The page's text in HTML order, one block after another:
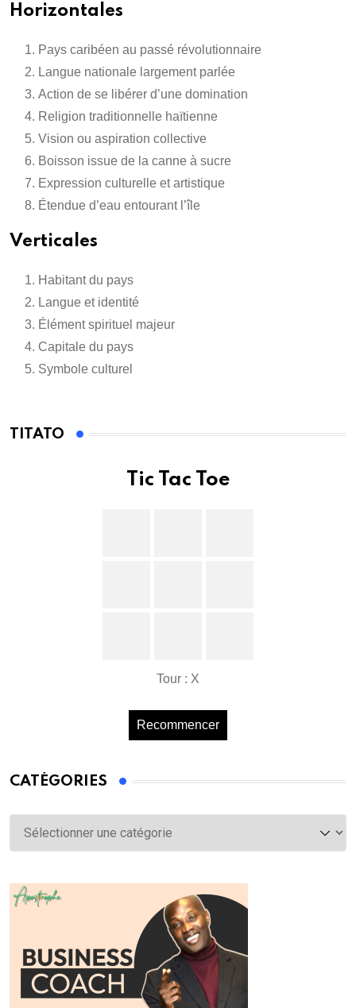
Horizontales
Pays caribéen au passé révolutionnaire
Langue nationale largement parlée
Action de se libérer d’une domination
Religion traditionnelle haïtienne
Vision ou aspiration collective
Boisson issue de la canne à sucre
Expression culturelle et artistique
Étendue d’eau entourant l’île
Verticales
Habitant du pays
Langue et identité
Élément spirituel majeur
Capitale du pays
Symbole culturel
TITATO
Tic Tac Toe
Tour : X
Recommencer
CATÉGORIES
Catégories